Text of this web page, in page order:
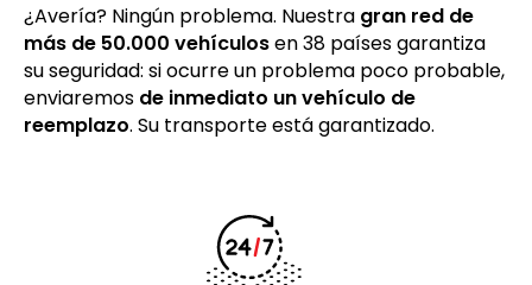
¿Avería? Ningún problema. Nuestra gran red de
más de 50.000 vehículosen 38 países garantiza
su seguridad: si ocurre un problema poco probable,
enviaremos de inmediato un vehículo de
reemplazo. Su transporte está garantizado.